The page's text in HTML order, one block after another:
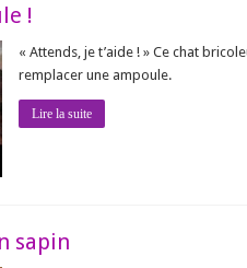
!
« Attends, je t’aide ! » Ce chat
remplacer une ampoule.
Lire la suite
sapin